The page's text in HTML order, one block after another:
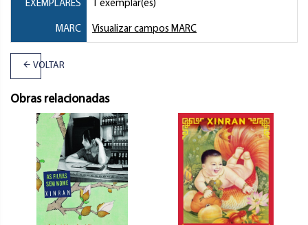
EXEMPLARES 1 exemplar(es)
MARC Visualizar campos MARC
VOLTAR
Obras relacionadas